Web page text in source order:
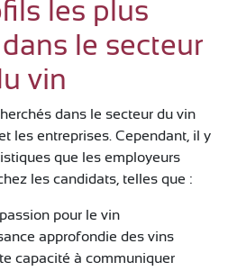
les plus
le secteur
vin
dans le secteur du vin
les entreprises. Cependant, il y
que les employeurs
les candidats, telles que :
pour le vin
approfondie des vins
capacité à communiquer